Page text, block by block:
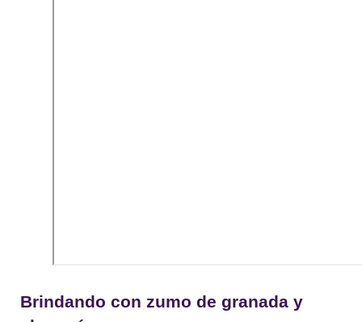
Brindando con zumo de granada y